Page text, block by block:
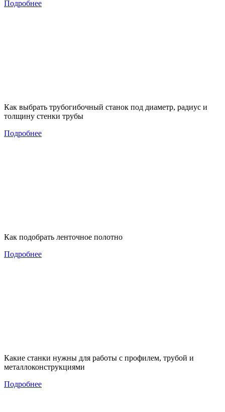
Подробнее
Как выбрать трубогибочный станок под диаметр, радиус и
толщину стенки трубы
Подробнее
Как подобрать ленточное полотно
Подробнее
Какие станки нужны для работы с профилем, трубой и
металлоконструкциями
Подробнее